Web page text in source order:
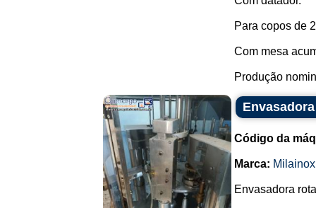
Para copos de
Com mesa
Produção
Código da
Marca: Milainox
Envasadora